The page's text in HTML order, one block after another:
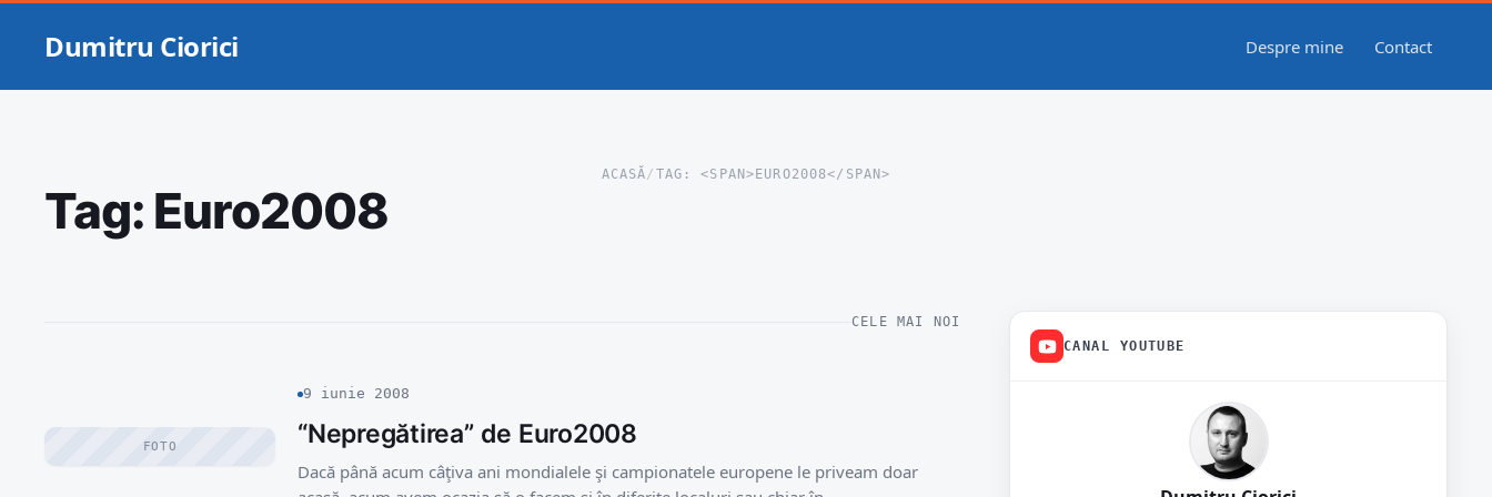
Dumitru Ciorici Despre mine Contact
ACASĂ/ TAG: <SPAN>EURO2008</SPAN>
Tag: Euro2008
CELE MAI NOI
FOTO
9 iunie 2008
“Nepregătirea” de Euro2008
Dacă până acum câţiva ani mondialele şi campionatele europene le priveam doar
CANAL YOUTUBE